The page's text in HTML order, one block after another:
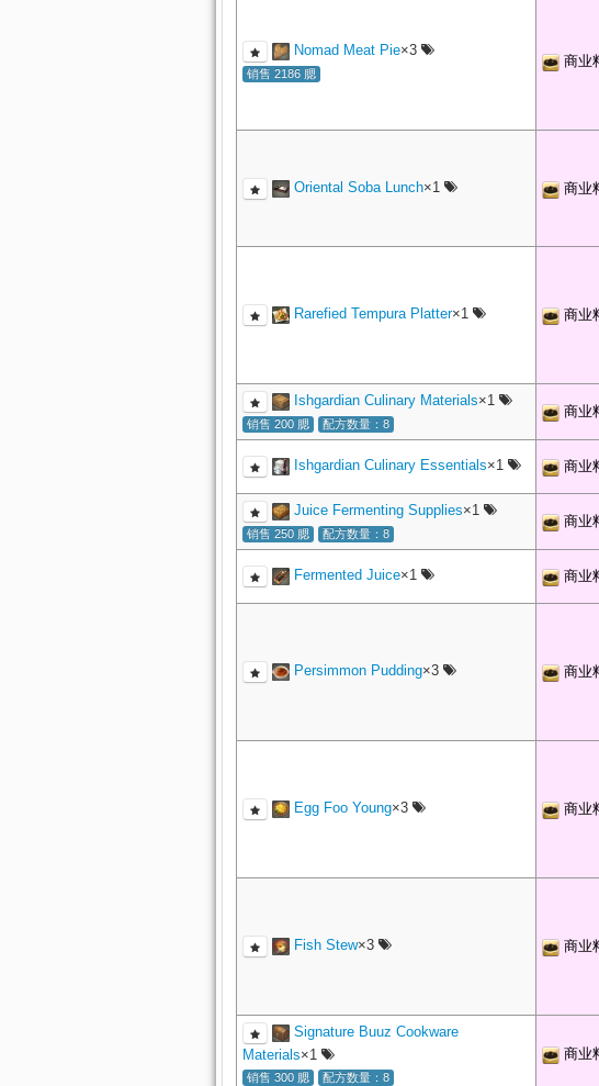
Nomad Meat Pie×3
销售 2186 腮
商业
Oriental Soba Lunch×1 商业
Rarefied Tempura Platter×1 商业
Ishgardian Culinary Materials×1
销售 200 腮 配方数量：8
商业
Ishgardian Culinary Essentials×1 商业
Juice Fermenting Supplies×1
销售 250 腮 配方数量：8
商业
Fermented Juice×1 商业
Persimmon Pudding×3 商业
Egg Foo Young×3 商业
Fish Stew×3 商业
Signature Buuz Cookware
Materials×1
销售 300 腮 配方数量：8
商业